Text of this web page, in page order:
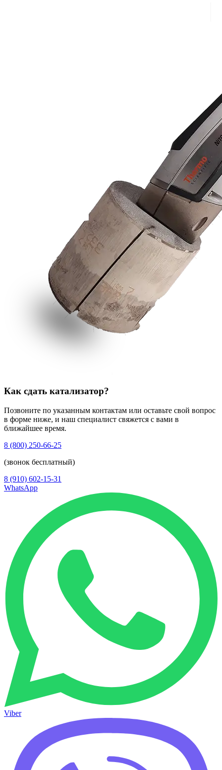
Как сдать катализатор?
Позвоните по указанным контактам или оставьте свой вопрос
в форме ниже, и наш специалист свяжется с вами в
ближайшее время.
8 (800) 250-66-25
(звонок бесплатный)
8 (910) 602-15-31
WhatsApp
Viber